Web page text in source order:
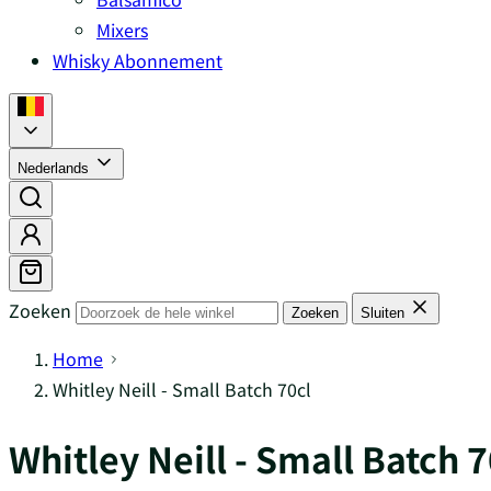
Mixers
Whisky Abonnement
Nederlands
Zoeken Zoeken Sluiten
Home
Whitley Neill - Small Batch 70cl
Whitley Neill - Small Batch